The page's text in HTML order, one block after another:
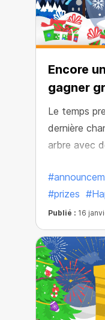
Encore
gagner
Le temps
dernière
arbre avec
possible, de
d'obtenir
#prizes
Publié : 16